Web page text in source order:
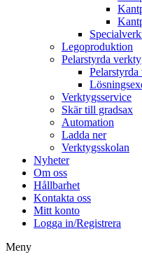
Legoproduktion
Pelarstyrda
Verktygsservice
Skär till gradsax
Automation
Ladda ner
Verktygsskolan
Nyheter
Om oss
Hållbarhet
Kontakta oss
Mitt konto
Logga in/Registrera
Meny